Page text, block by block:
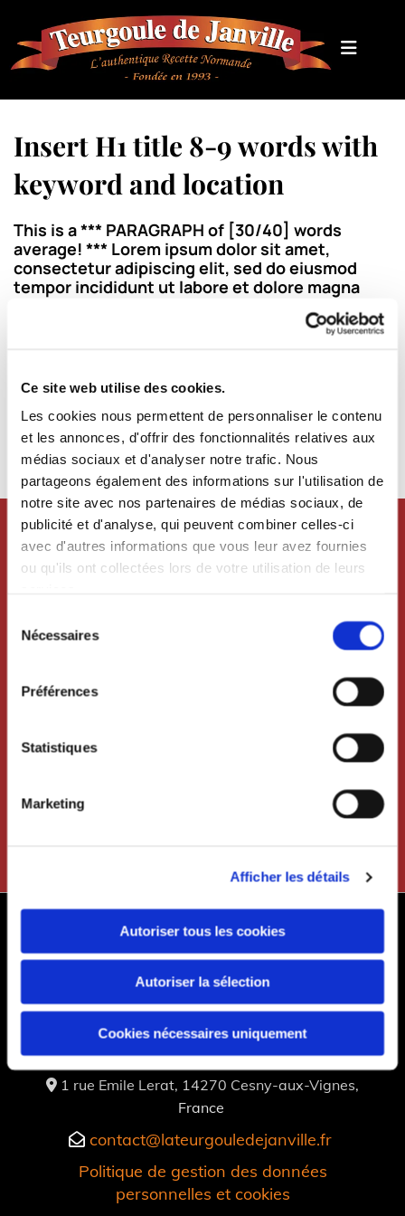
Ce site web utilise des cookies.
Les cookies nous permettent de personnaliser le contenu
et les annonces, d'offrir des fonctionnalités relatives aux
médias sociaux et d'analyser notre trafic. Nous
partageons également des informations sur l'utilisation de
notre site avec nos partenaires de médias sociaux, de
publicité et d'analyse, qui peuvent combiner celles-ci
avec d'autres informations que vous leur avez fournies
ou qu'ils ont collectées lors de votre utilisation de leurs
Nécessaires
Préférences
Statistiques
Marketing
Afficher les détails
Autoriser tous les cookies
Autoriser la sélection
Cookies nécessaires uniquement
Insert H1 title 8-9 words with
keyword and location
This is a *** PARAGRAPH of [30/40] words
average! *** Lorem ipsum dolor sit amet,
consectetur adipiscing elit, sed do eiusmod
tempor incididunt ut labore et dolore magna
exercitation ullamco laboris nisi ut aliquip ex ea
Place Categories+ widget here {{and remove
this text}}
Place Catalog+ widget here {{and remove this
text}}
Insert a nice Call to action of [12/15]
product/service’s benefit
 1 rue Emile Lerat, 14270 Cesny-aux-Vignes,
France
 contact@lateurgouledejanville.fr
Politique de gestion des données
personnelles et cookies